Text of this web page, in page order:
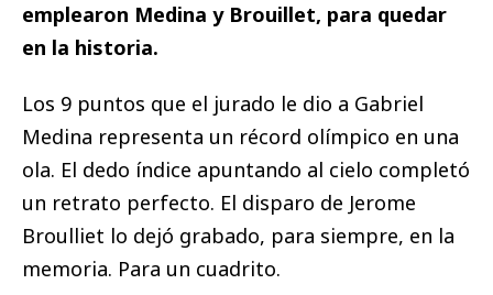
emplearon Medina y Brouillet, para quedar
en la historia.
Los 9 puntos que el jurado le dio a Gabriel
Medina representa un récord olímpico en una
ola. El dedo índice apuntando al cielo completó
un retrato perfecto. El disparo de Jerome
Broulliet lo dejó grabado, para siempre, en la
memoria. Para un cuadrito.